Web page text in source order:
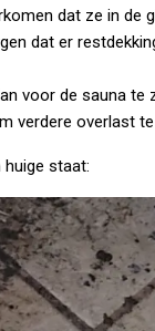
dat ze in de
dat er
voor de sauna
verdere overlast
huige staat: